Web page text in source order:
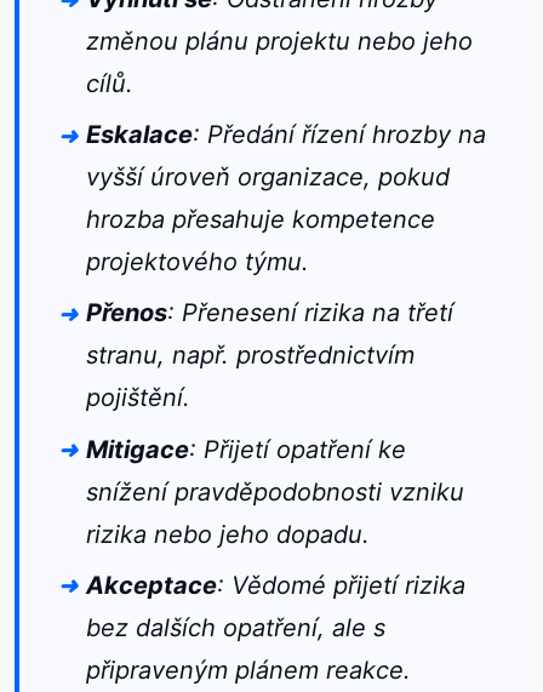
změnou plánu projektu nebo jeho
cílů.
Eskalace: Předání řízení hrozby na
vyšší úroveň organizace, pokud
hrozba přesahuje kompetence
projektového týmu.
Přenos: Přenesení rizika na třetí
stranu, např. prostřednictvím
pojištění.
Mitigace: Přijetí opatření ke
snížení pravděpodobnosti vzniku
rizika nebo jeho dopadu.
Akceptace: Vědomé přijetí rizika
bez dalších opatření, ale s
připraveným plánem reakce.